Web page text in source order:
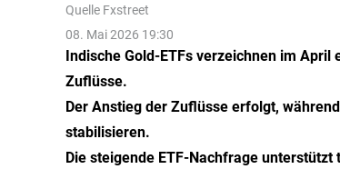
Quelle Fxstreet
08. Mai 2026 19:30
Indische Gold-ETFs verzeichnen im
Zuflüsse.
Der Anstieg der Zuflüsse erfolgt,
stabilisieren.
Die steigende ETF-Nachfrage